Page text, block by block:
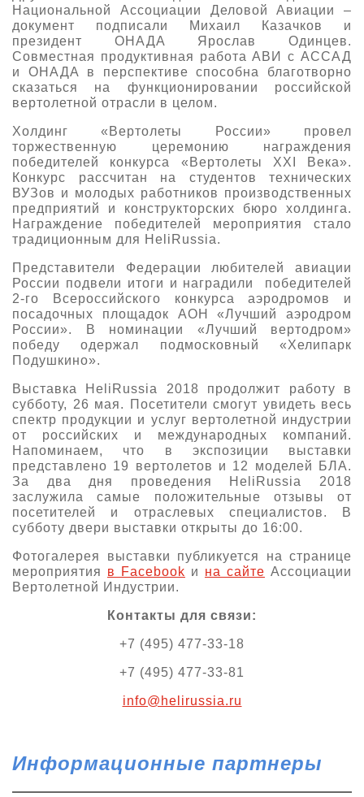
Национальной Ассоциации Деловой Авиации –
документ подписали Михаил Казачков и
президент ОНАДА Ярослав Одинцев.
Совместная продуктивная работа АВИ с АССАД
и ОНАДА в перспективе способна благотворно
сказаться на функционировании российской
вертолетной отрасли в целом.
Холдинг «Вертолеты России» провел
торжественную церемонию награждения
победителей конкурса «Вертолеты XXI Века».
Конкурс рассчитан на студентов технических
ВУЗов и молодых работников производственных
предприятий и конструкторских бюро холдинга.
Награждение победителей мероприятия стало
традиционным для HeliRussia.
Представители Федерации любителей авиации
России подвели итоги и наградили победителей
2-го Всероссийского конкурса аэродромов и
посадочных площадок АОН «Лучший аэродром
России». В номинации «Лучший вертодром»
победу одержал подмосковный «Хелипарк
Подушкино».
Выставка HeliRussia 2018 продолжит работу в
субботу, 26 мая. Посетители смогут увидеть весь
спектр продукции и услуг вертолетной индустрии
от российских и международных компаний.
Напоминаем, что в экспозиции выставки
представлено 19 вертолетов и 12 моделей БЛА.
За два дня проведения HeliRussia 2018
заслужила самые положительные отзывы от
посетителей и отраслевых специалистов. В
субботу двери выставки открыты до 16:00.
Фотогалерея выставки публикуется на странице
мероприятия в Facebook и на сайте Ассоциации
Вертолетной Индустрии.
Контакты для связи:
+7 (495) 477-33-18
+7 (495) 477-33-81
info@helirussia.ru
Информационные партнеры